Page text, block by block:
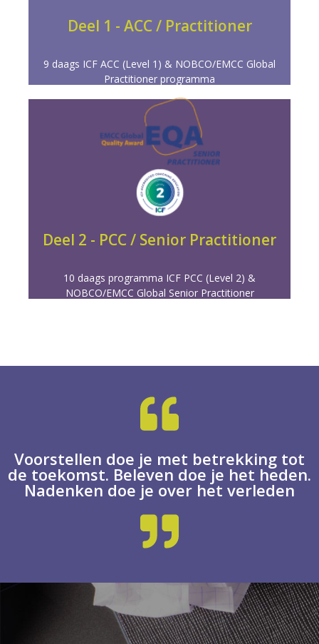
Deel 1 - ACC / Practitioner
9 daags ICF ACC (Level 1) & NOBCO/EMCC Global
Practitioner programma
PRACTITIONER COACH (ACC)
Deel 2 - PCC / Senior Practitioner
10 daags programma ICF PCC (Level 2) &
NOBCO/EMCC Global Senior Practitioner
SENIOR PRACTITIONER COACH
In dit deel vindt verdere verdieping plaats. Je leert
coachen op effectief gedrag, emoties en het
werken met diverse tools.
Meer info
Voorstellen doe je met betrekking tot
de toekomst. Beleven doe je het heden.
Nadenken doe je over het verleden